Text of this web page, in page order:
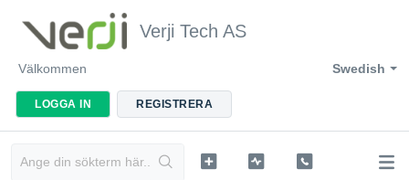
Verji Tech AS
Swedish
Välkommen
LOGGA IN REGISTRERA